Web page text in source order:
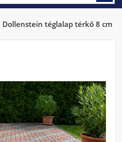
Dollenstein téglalap térkő 8 cm